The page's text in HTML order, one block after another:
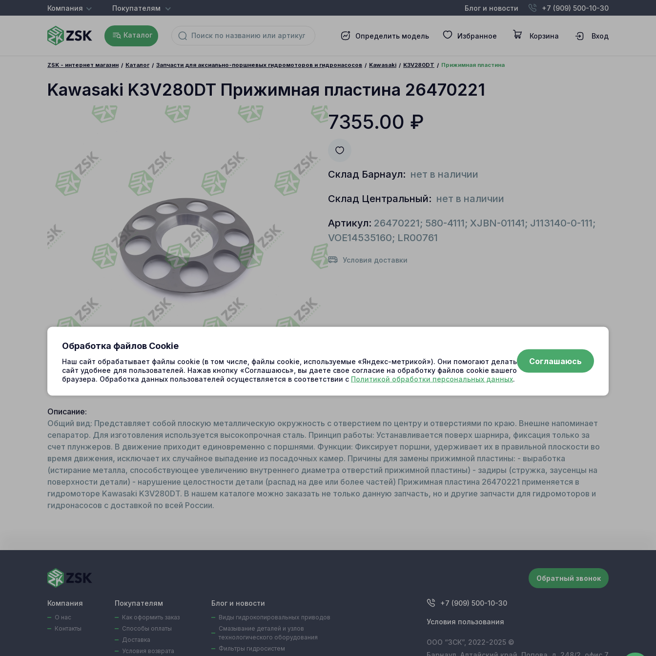
Компания Покупателям Блог и новости +7 (909) 500-10-30
Каталог Определить модель Избранное Корзина Вход
ZSK - интернет магазин Каталог Запчасти для аксиально-поршневых гидромоторов и гидронасосов Kawasaki K3V280DT Прижимная пластина
Kawasaki K3V280DT Прижимная пластина 26470221
7355.00 ₽
Склад Барнаул: нет в наличии
Склад Центральный: нет в наличии
Артикул: 26470221; 580-4111; XJBN-01141; J113140-0-111;
VOE14535160; LR00761
Условия доставки
Описание:
Общий вид: Представляет собой плоскую металлическую окружность с отверстием по центру и отверстиями по краю. Внешне напоминает
сепаратор. Для изготовления используется высокопрочная сталь. Принцип работы: Устанавливается поверх шарнира, фиксация только за
счет плунжеров. В движение приходит единовременно с поршнями. Функции: Фиксирует поршни, удерживает их в правильной плоскости во
время движения, исключает их случайное выпадение из посадочных камер. Причины для замены прижимной пластины: - выработка
(истирание металла, способствующее увеличению внутреннего диаметра отверстий прижимной пластины) - задиры (стружка, заусенцы на
поверхности детали) - нарушение целостности детали (распад на две или более частей) Прижимная пластина 26470221 применяется в
гидромоторе Kawasaki K3V280DT. В нашем каталоге можно заказать не только данную запчасть, но и другие запчасти для гидромоторов и
гидронасосов с доставкой по всей России.
Обратный звонок
Компания
О нас
Контакты
Покупателям
Как оформить заказ
Способы оплаты
Доставка
Условия возврата
Блог и новости
Виды гидрокопировальных приводов
Смазывание деталей и узлов
технологического оборудования
Фильтры гидросистем
+7 (909) 500-10-30
Условия пользования
ООО “ЗСК”, 2022-2025 ©
Обработка файлов Cookie
Наш сайт обрабатывает файлы cookie (в том числе, файлы cookie, используемые «Яндекс-метрикой»). Они помогают делать
сайт удобнее для пользователей. Нажав кнопку «Соглашаюсь», вы даете свое согласие на обработку файлов cookie вашего
браузера. Обработка данных пользователей осуществляется в соответствии с Политикой обработки персональных данных
Соглашаюсь